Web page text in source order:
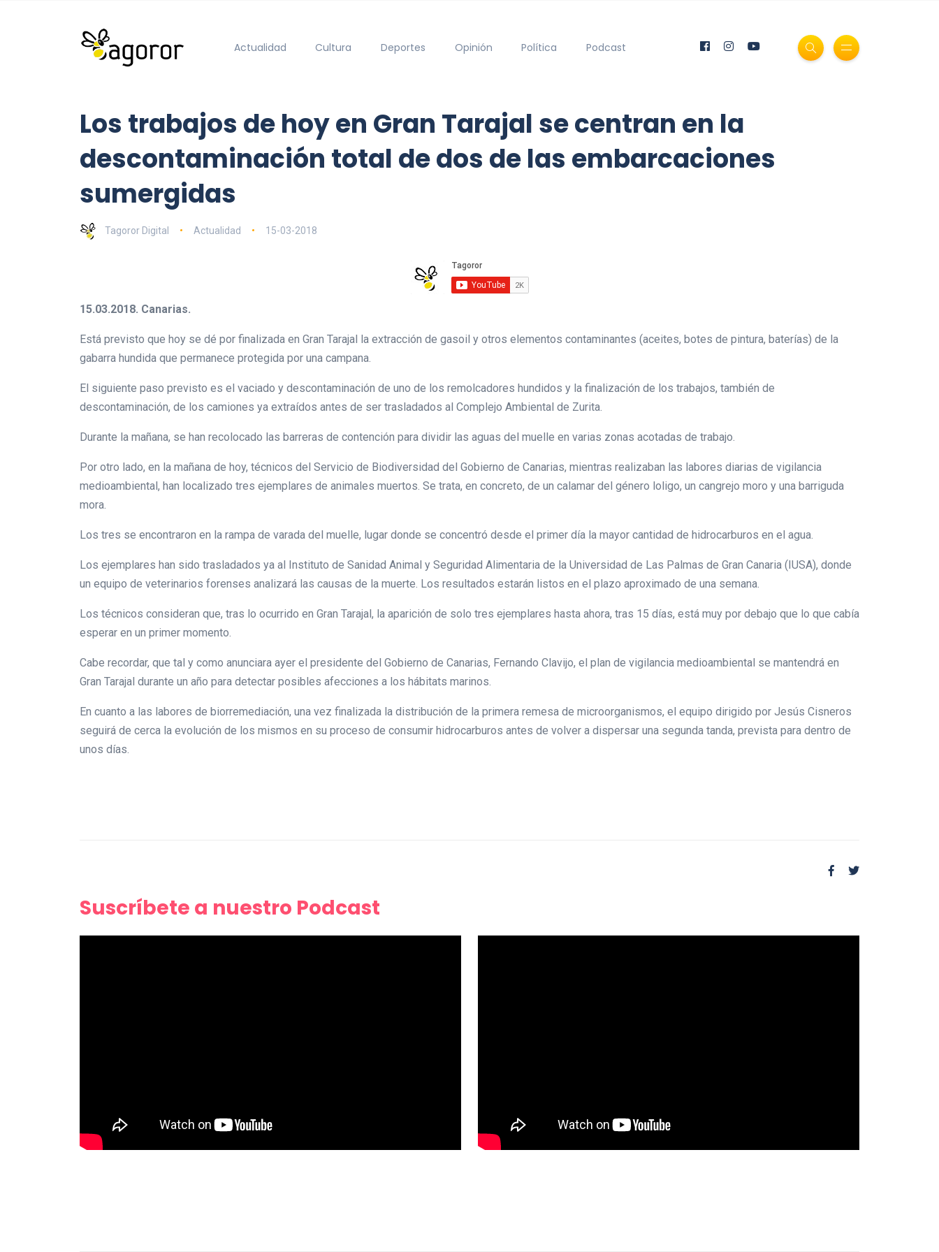
Actualidad Cultura Deportes Opinión Política Podcast
Los trabajos de hoy en Gran Tarajal se centran en la
descontaminación total de dos de las embarcaciones
sumergidas
Tagoror Digital Actualidad 15-03-2018
15.03.2018. Canarias.
Está previsto que hoy se dé por finalizada en Gran Tarajal la extracción de gasoil y otros elementos contaminantes (aceites, botes de pintura, baterías) de la
gabarra hundida que permanece protegida por una campana.
El siguiente paso previsto es el vaciado y descontaminación de uno de los remolcadores hundidos y la finalización de los trabajos, también de
descontaminación, de los camiones ya extraídos antes de ser trasladados al Complejo Ambiental de Zurita.
Durante la mañana, se han recolocado las barreras de contención para dividir las aguas del muelle en varias zonas acotadas de trabajo.
Por otro lado, en la mañana de hoy, técnicos del Servicio de Biodiversidad del Gobierno de Canarias, mientras realizaban las labores diarias de vigilancia
medioambiental, han localizado tres ejemplares de animales muertos. Se trata, en concreto, de un calamar del género loligo, un cangrejo moro y una barriguda
mora.
Los tres se encontraron en la rampa de varada del muelle, lugar donde se concentró desde el primer día la mayor cantidad de hidrocarburos en el agua.
Los ejemplares han sido trasladados ya al Instituto de Sanidad Animal y Seguridad Alimentaria de la Universidad de Las Palmas de Gran Canaria (IUSA), donde
un equipo de veterinarios forenses analizará las causas de la muerte. Los resultados estarán listos en el plazo aproximado de una semana.
Los técnicos consideran que, tras lo ocurrido en Gran Tarajal, la aparición de solo tres ejemplares hasta ahora, tras 15 días, está muy por debajo que lo que cabía
esperar en un primer momento.
Cabe recordar, que tal y como anunciara ayer el presidente del Gobierno de Canarias, Fernando Clavijo, el plan de vigilancia medioambiental se mantendrá en
Gran Tarajal durante un año para detectar posibles afecciones a los hábitats marinos.
En cuanto a las labores de biorremediación, una vez finalizada la distribución de la primera remesa de microorganismos, el equipo dirigido por Jesús Cisneros
seguirá de cerca la evolución de los mismos en su proceso de consumir hidrocarburos antes de volver a dispersar una segunda tanda, prevista para dentro de
unos días.
Suscríbete a nuestro Podcast